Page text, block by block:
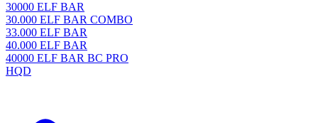
30000 ELF BAR
30.000 ELF BAR COMBO
33.000 ELF BAR
40.000 ELF BAR
40000 ELF BAR BC PRO
HQD